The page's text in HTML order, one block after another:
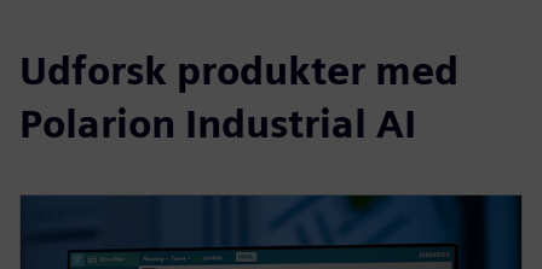
Udforsk produkter med
Polarion Industrial AI